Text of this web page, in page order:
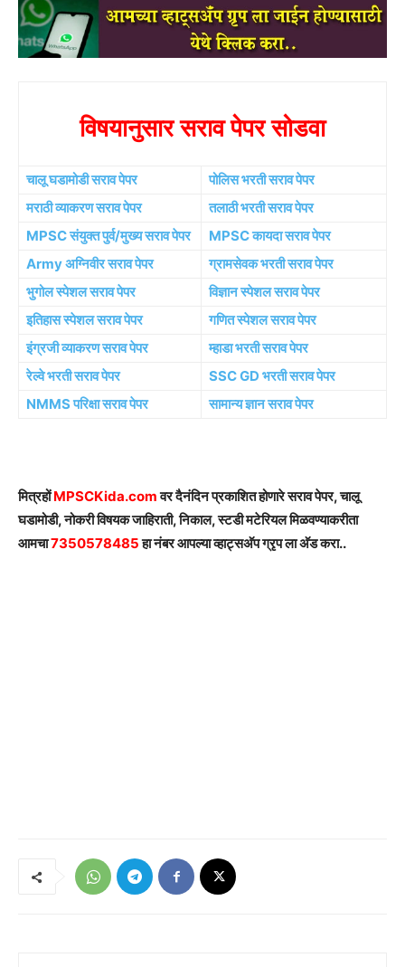
विषयानुसार सराव पेपर सोडवा
चालू घडामोडी सराव पेपर
पोलिस भरती सराव पेपर
मराठी व्याकरण सराव पेपर
तलाठी भरती सराव पेपर
MPSC संयुक्त पुर्व/मुख्य सराव पेपर
MPSC कायदा सराव पेपर
Army अग्निवीर सराव पेपर
ग्रामसेवक भरती सराव पेपर
भुगोल स्पेशल सराव पेपर
विज्ञान स्पेशल सराव पेपर
इतिहास स्पेशल सराव पेपर
गणित स्पेशल सराव पेपर
इंग्रजी व्याकरण सराव पेपर
म्हाडा भरती सराव पेपर
रेल्वे भरती सराव पेपर
SSC GD भरती सराव पेपर
NMMS परिक्षा सराव पेपर
सामान्य ज्ञान सराव पेपर
मित्रहोंMPSCKida.comवर दैनंदिन प्रकाशित होणारे सराव पेपर, चालू
घडामोडी, नोकरी विषयक जाहिराती, निकाल, स्टडी मटेरियल मिळवण्याकरीता
आमचा7350578485हा नंबर आपल्या व्हाट्सअ‍ॅप ग्रृप ला अ‍ॅड करा..